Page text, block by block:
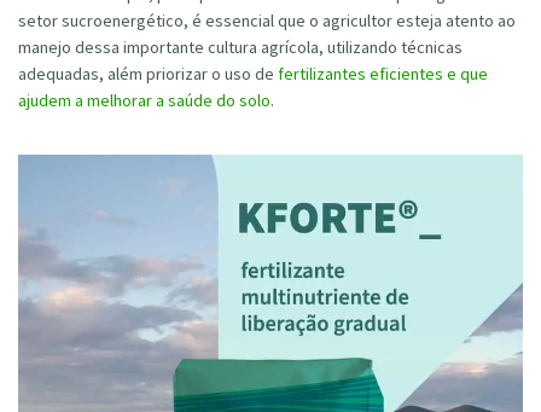
setor sucroenergético, é essencial que o agricultor esteja atento ao
manejo dessa importante cultura agrícola, utilizando técnicas
adequadas, além priorizar o uso de fertilizantes eficientes e que
ajudem a melhorar a saúde do solo.